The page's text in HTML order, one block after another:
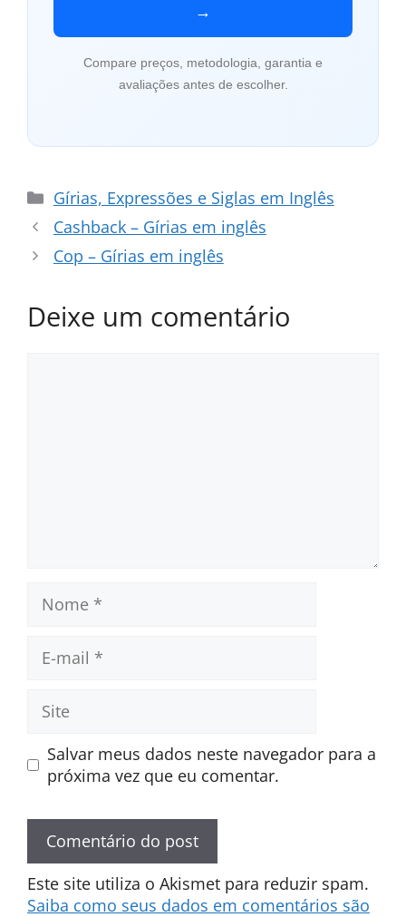
→
Compare preços, metodologia, garantia e
avaliações antes de escolher.
Categorias
Gírias, Expressões e Siglas em Inglês
Cashback – Gírias em inglês
Cop – Gírias em inglês
Deixe um comentário
mail
Site
Salvar meus dados neste navegador para a
próxima vez que eu comentar.
Este site utiliza o Akismet para reduzir spam.
Saiba como seus dados em comentários são